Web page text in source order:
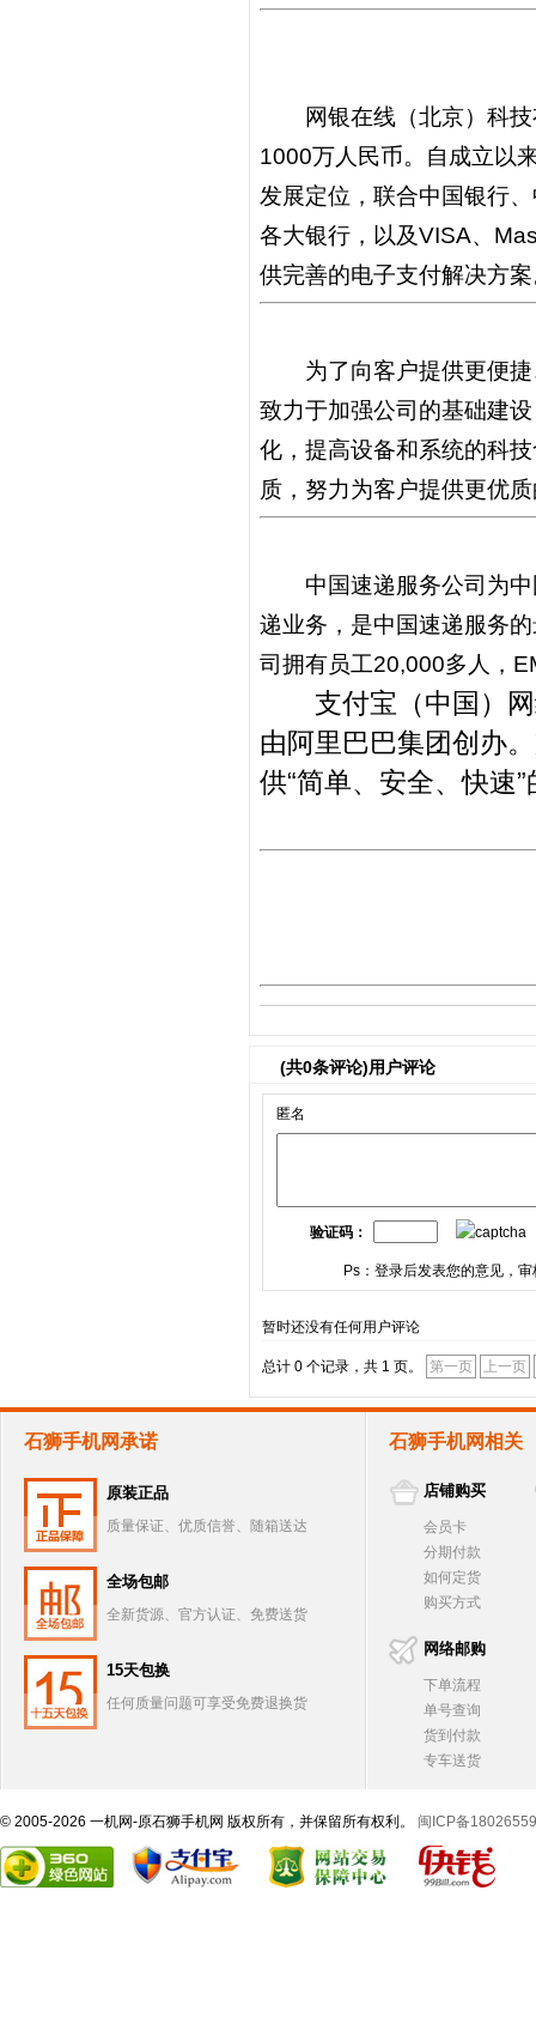
网银在线（北京）科技
1000万人民币。自成立以
发展定位，联合中国银行
各大银行，以及VISA、
供完善的电子支付解决方
为了向客户提供更便捷
致力于加强公司的基础建
化，提高设备和系统的科
质，努力为客户提供更优
中国速递服务公司为中
递业务，是中国速递服务
司拥有员工20,000多人，
支付宝（中国）
由阿里巴巴集团创办
供“简单、安全、快速
(共0条评论)用户评论
匿名
验证码：
Ps：登录后发表您的意见，
暂时还没有任何用户评论
总计 0 个记录，共 1 页。 第一页 上一页
石狮手机网承诺
原装正品
质量保证、优质信誉、随箱送达
全场包邮
全新货源、官方认证、免费送货
15天包换
任何质量问题可享受免费退换货
石狮手机网相关
店铺购买
会员卡
分期付款
如何定货
购买方式
网络邮购
下单流程
单号查询
货到付款
专车送货
© 2005-2026 一机网-原石狮手机网 版权所有，并保留所有权利。 闽ICP备